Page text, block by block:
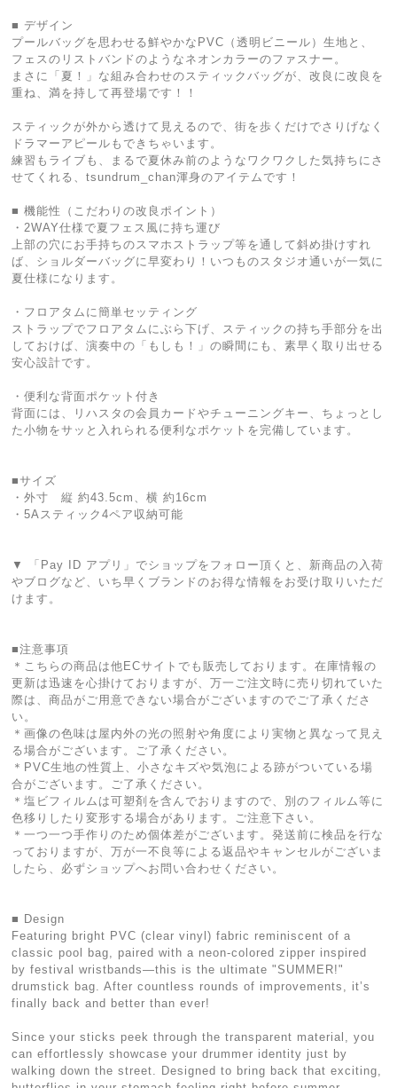
■ デザイン
プールバッグを思わせる鮮やかなPVC（透明ビニール）生地と、
フェスのリストバンドのようなネオンカラーのファスナー。
まさに「夏！」な組み合わせのスティックバッグが、改良に改良を
重ね、満を持して再登場です！！
スティックが外から透けて見えるので、街を歩くだけでさりげなく
ドラマーアピールもできちゃいます。
練習もライブも、まるで夏休み前のようなワクワクした気持ちにさ
せてくれる、tsundrum_chan渾身のアイテムです！
■ 機能性（こだわりの改良ポイント）
・2WAY仕様で夏フェス風に持ち運び
上部の穴にお手持ちのスマホストラップ等を通して斜め掛けすれ
ば、ショルダーバッグに早変わり！いつものスタジオ通いが一気に
夏仕様になります。
・フロアタムに簡単セッティング
ストラップでフロアタムにぶら下げ、スティックの持ち手部分を出
しておけば、演奏中の「もしも！」の瞬間にも、素早く取り出せる
安心設計です。
・便利な背面ポケット付き
背面には、リハスタの会員カードやチューニングキー、ちょっとし
た小物をサッと入れられる便利なポケットを完備しています。
■サイズ
・外寸 縦 約43.5cm、横 約16cm
・5Aスティック4ペア収納可能
▼ 「Pay ID アプリ」でショップをフォロー頂くと、新商品の入荷
やブログなど、いち早くブランドのお得な情報をお受け取りいただ
けます。
■注意事項
＊こちらの商品は他ECサイトでも販売しております。在庫情報の
更新は迅速を心掛けておりますが、万一ご注文時に売り切れていた
際は、商品がご用意できない場合がございますのでご了承くださ
い。
＊画像の色味は屋内外の光の照射や角度により実物と異なって見え
る場合がございます。ご了承ください。
＊PVC生地の性質上、小さなキズや気泡による跡がついている場
合がございます。ご了承ください。
＊塩ビフィルムは可塑剤を含んでおりますので、別のフィルム等に
色移りしたり変形する場合があります。ご注意下さい。
＊一つ一つ手作りのため個体差がございます。発送前に検品を行な
っておりますが、万が一不良等による返品やキャンセルがございま
したら、必ずショップへお問い合わせください。
■ Design
Featuring bright PVC (clear vinyl) fabric reminiscent of a
classic pool bag, paired with a neon-colored zipper inspired
by festival wristbands—this is the ultimate "SUMMER!"
drumstick bag. After countless rounds of improvements, it’s
finally back and better than ever!
Since your sticks peek through the transparent material, you
can effortlessly showcase your drummer identity just by
walking down the street. Designed to bring back that exciting,